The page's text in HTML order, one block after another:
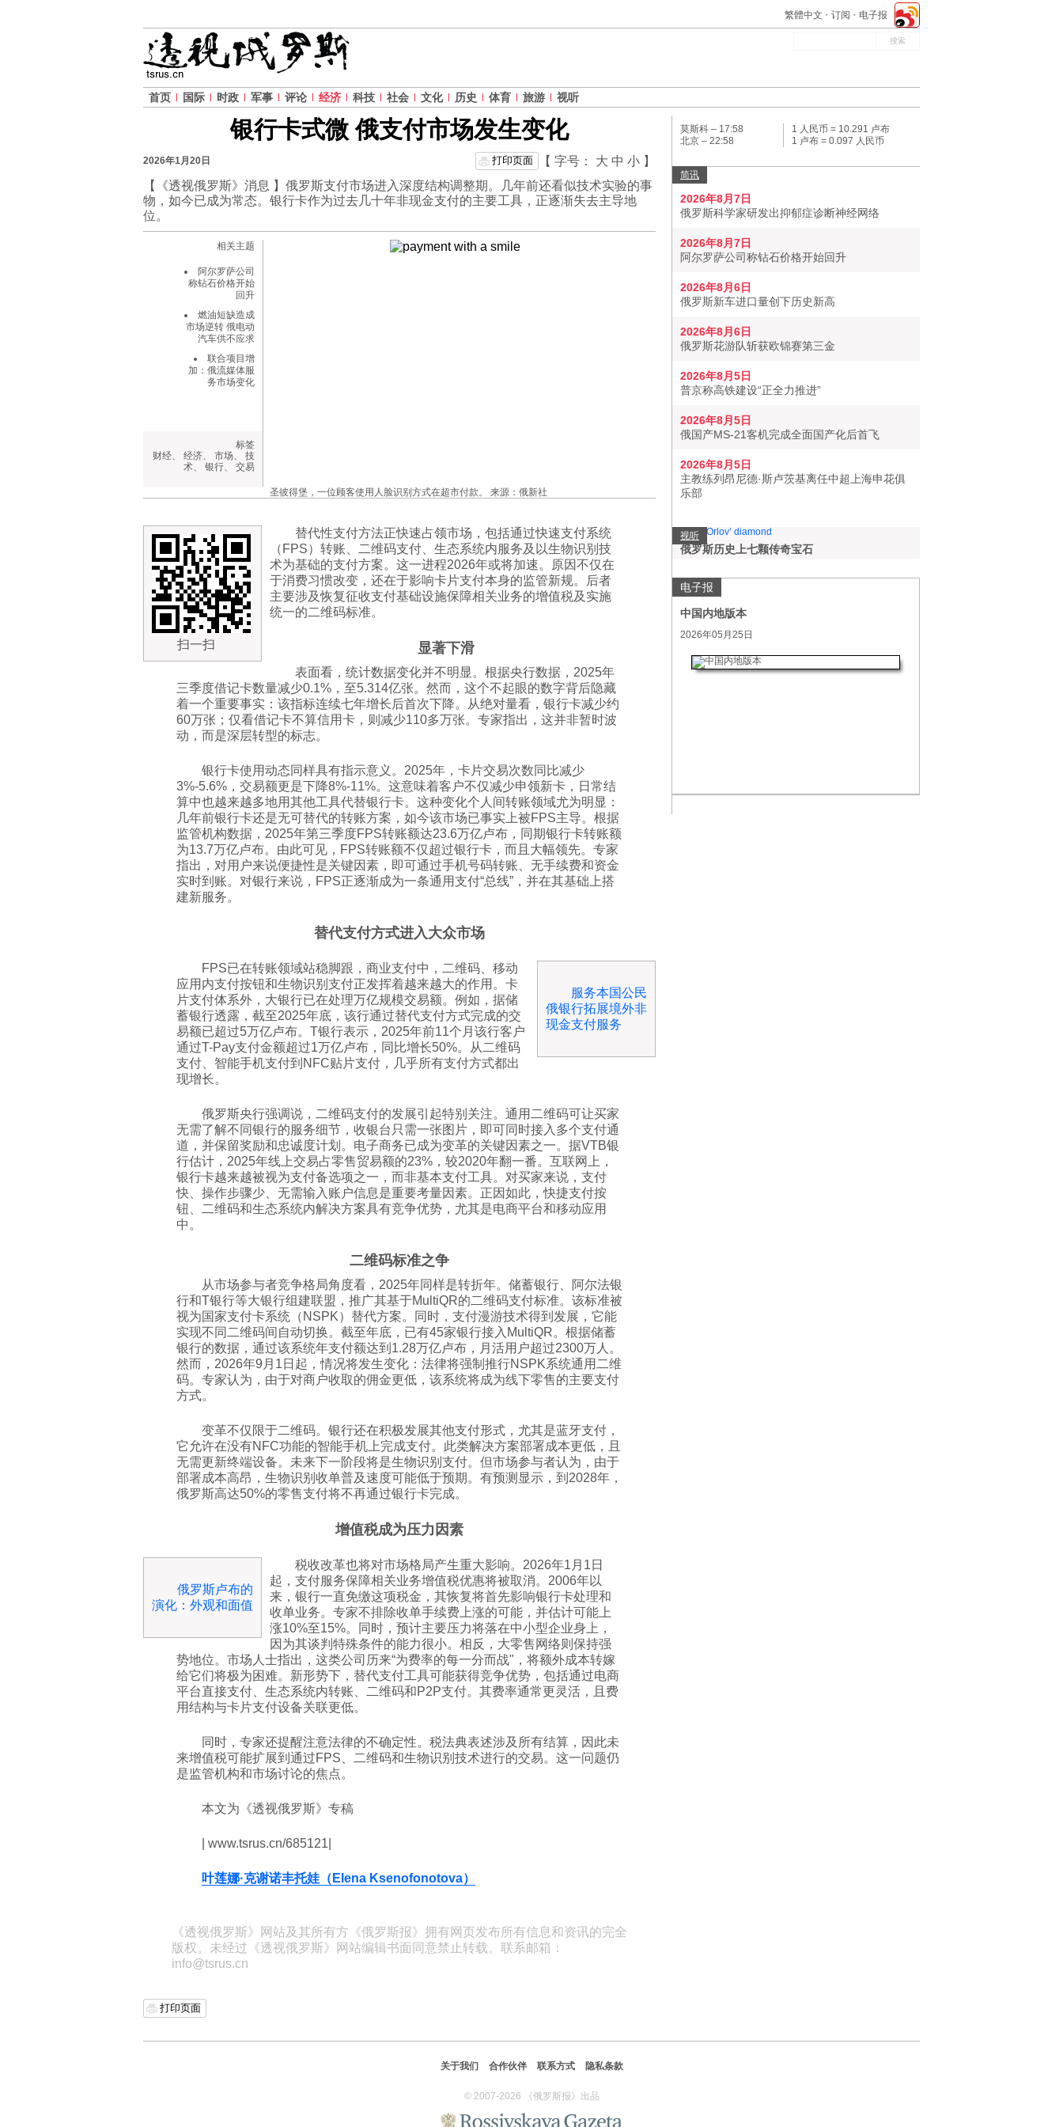
繁體中文 订阅 电子报
首页 国际 时政 军事 评论 经济 科技 社会 文化 历史 体育 旅游 视听
银行卡式微 俄支付市场发生变化
2026年1月20日 【 字号： 大 中 小 】
打印页面
【《透视俄罗斯》消息 】俄罗斯支付市场进入深度结构调整期。几年前还看似技术实验的事
物，如今已成为常态。银行卡作为过去几十年非现金支付的主要工具，正逐渐失去主导地
位。
相关主题
阿尔罗萨公司
称钻石价格开始
回升
燃油短缺造成
市场逆转 俄电动
汽车供不应求
联合项目增
加：俄流媒体服
务市场变化
标签
财经、 经济、 市场、 技
术、 银行、 交易
圣彼得堡，一位顾客使用人脸识别方式在超市付款。 来源：俄新社
扫一扫
替代性支付方法正快速占领市场，包括通过快速支付系统
（FPS）转账、二维码支付、生态系统内服务及以生物识别技
术为基础的支付方案。这一进程2026年或将加速。原因不仅在
于消费习惯改变，还在于影响卡片支付本身的监管新规。后者
主要涉及恢复征收支付基础设施保障相关业务的增值税及实施
统一的二维码标准。
显著下滑
表面看，统计数据变化并不明显。根据央行数据，2025年
三季度借记卡数量减少0.1%，至5.314亿张。然而，这个不起眼的数字背后隐藏
着一个重要事实：该指标连续七年增长后首次下降。从绝对量看，银行卡减少约
60万张；仅看借记卡不算信用卡，则减少110多万张。专家指出，这并非暂时波
动，而是深层转型的标志。
银行卡使用动态同样具有指示意义。2025年，卡片交易次数同比减少
3%-5.6%，交易额更是下降8%-11%。这意味着客户不仅减少申领新卡，日常结
算中也越来越多地用其他工具代替银行卡。这种变化个人间转账领域尤为明显：
几年前银行卡还是无可替代的转账方案，如今该市场已事实上被FPS主导。根据
监管机构数据，2025年第三季度FPS转账额达23.6万亿卢布，同期银行卡转账额
为13.7万亿卢布。由此可见，FPS转账额不仅超过银行卡，而且大幅领先。专家
指出，对用户来说便捷性是关键因素，即可通过手机号码转账、无手续费和资金
实时到账。对银行来说，FPS正逐渐成为一条通用支付“总线”，并在其基础上搭
建新服务。
替代支付方式进入大众市场
服务本国公民
俄银行拓展境外非
现金支付服务
FPS已在转账领域站稳脚跟，商业支付中，二维码、移动
应用内支付按钮和生物识别支付正发挥着越来越大的作用。卡
片支付体系外，大银行已在处理万亿规模交易额。例如，据储
蓄银行透露，截至2025年底，该行通过替代支付方式完成的交
易额已超过5万亿卢布。T银行表示，2025年前11个月该行客户
通过T-Pay支付金额超过1万亿卢布，同比增长50%。从二维码
支付、智能手机支付到NFC贴片支付，几乎所有支付方式都出
现增长。
俄罗斯央行强调说，二维码支付的发展引起特别关注。通用二维码可让买家
无需了解不同银行的服务细节，收银台只需一张图片，即可同时接入多个支付通
道，并保留奖励和忠诚度计划。电子商务已成为变革的关键因素之一。据VTB银
行估计，2025年线上交易占零售贸易额的23%，较2020年翻一番。互联网上，
银行卡越来越被视为支付备选项之一，而非基本支付工具。对买家来说，支付
快、操作步骤少、无需输入账户信息是重要考量因素。正因如此，快捷支付按
钮、二维码和生态系统内解决方案具有竞争优势，尤其是电商平台和移动应用
中。
二维码标准之争
从市场参与者竞争格局角度看，2025年同样是转折年。储蓄银行、阿尔法银
行和T银行等大银行组建联盟，推广其基于MultiQR的二维码支付标准。该标准被
视为国家支付卡系统（NSPK）替代方案。同时，支付漫游技术得到发展，它能
实现不同二维码间自动切换。截至年底，已有45家银行接入MultiQR。根据储蓄
银行的数据，通过该系统年支付额达到1.28万亿卢布，月活用户超过2300万人。
然而，2026年9月1日起，情况将发生变化：法律将强制推行NSPK系统通用二维
码。专家认为，由于对商户收取的佣金更低，该系统将成为线下零售的主要支付
方式。
变革不仅限于二维码。银行还在积极发展其他支付形式，尤其是蓝牙支付，
它允许在没有NFC功能的智能手机上完成支付。此类解决方案部署成本更低，且
无需更新终端设备。未来下一阶段将是生物识别支付。但市场参与者认为，由于
部署成本高昂，生物识别收单普及速度可能低于预期。有预测显示，到2028年，
俄罗斯高达50%的零售支付将不再通过银行卡完成。
增值税成为压力因素
俄罗斯卢布的
演化：外观和面值
税收改革也将对市场格局产生重大影响。2026年1月1日
起，支付服务保障相关业务增值税优惠将被取消。2006年以
来，银行一直免缴这项税金，其恢复将首先影响银行卡处理和
收单业务。专家不排除收单手续费上涨的可能，并估计可能上
涨10%至15%。同时，预计主要压力将落在中小型企业身上，
因为其谈判特殊条件的能力很小。相反，大零售网络则保持强
势地位。市场人士指出，这类公司历来“为费率的每一分而战"，将额外成本转嫁
给它们将极为困难。新形势下，替代支付工具可能获得竞争优势，包括通过电商
平台直接支付、生态系统内转账、二维码和P2P支付。其费率通常更灵活，且费
用结构与卡片支付设备关联更低。
同时，专家还提醒注意法律的不确定性。税法典表述涉及所有结算，因此未
来增值税可能扩展到通过FPS、二维码和生物识别技术进行的交易。这一问题仍
是监管机构和市场讨论的焦点。
本文为《透视俄罗斯》专稿
| www.tsrus.cn/685121|
叶莲娜·克谢诺丰托娃（Elena Ksenofonotova）
《透视俄罗斯》网站及其所有方《俄罗斯报》拥有网页发布所有信息和资讯的完全
版权。未经过《透视俄罗斯》网站编辑书面同意禁止转载。联系邮箱：
info@tsrus.cn
打印页面
莫斯科 – 17:58
北京 – 22:58
1 人民币 = 10.291 卢布
1 卢布 = 0.097 人民币
简讯
2026年8月7日
俄罗斯科学家研发出抑郁症诊断神经网络
2026年8月7日
阿尔罗萨公司称钻石价格开始回升
2026年8月6日
俄罗斯新车进口量创下历史新高
2026年8月6日
俄罗斯花游队斩获欧锦赛第三金
2026年8月5日
普京称高铁建设“正全力推进”
2026年8月5日
俄国产MS-21客机完成全面国产化后首飞
2026年8月5日
主教练列昂尼德·斯卢茨基离任中超上海申花俱
乐部
视听
俄罗斯历史上七颗传奇宝石
电子报
中国内地版本
2026年05月25日
关于我们 合作伙伴 联系方式 隐私条款
© 2007-2026 《俄罗斯报》出品